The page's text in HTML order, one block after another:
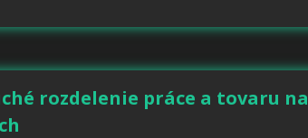
rozdelenie práce a tovaru na